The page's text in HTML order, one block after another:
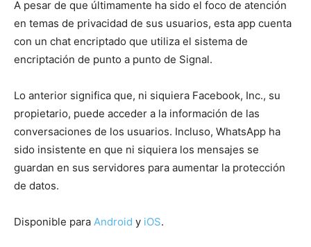
A pesar de que últimamente ha sido el foco de atención
en temas de privacidad de sus usuarios, esta app cuenta
con un chat encriptado que utiliza el sistema de
encriptación de punto a punto de Signal.
Lo anterior significa que, ni siquiera Facebook, Inc., su
propietario, puede acceder a la información de las
conversaciones de los usuarios. Incluso, WhatsApp ha
sido insistente en que ni siquiera los mensajes se
guardan en sus servidores para aumentar la protección
de datos.
Disponible para Android y iOS.